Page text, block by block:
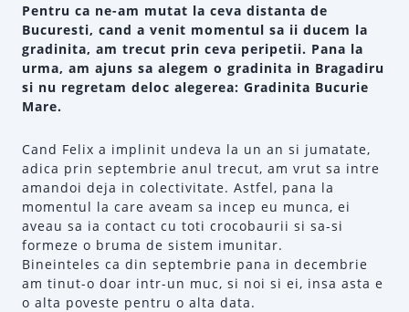
Pentru ca ne-am mutat la ceva distanta de
Bucuresti, cand a venit momentul sa ii ducem la
gradinita, am trecut prin ceva peripetii. Pana la
urma, am ajuns sa alegem o gradinita in Bragadiru
si nu regretam deloc alegerea: Gradinita Bucurie
Mare.
Cand Felix a implinit undeva la un an si jumatate,
adica prin septembrie anul trecut, am vrut sa intre
amandoi deja in colectivitate. Astfel, pana la
momentul la care aveam sa incep eu munca, ei
aveau sa ia contact cu toti crocobaurii si sa-si
formeze o bruma de sistem imunitar.
Bineinteles ca din septembrie pana in decembrie
am tinut-o doar intr-un muc, si noi si ei, insa asta e
o alta poveste pentru o alta data.